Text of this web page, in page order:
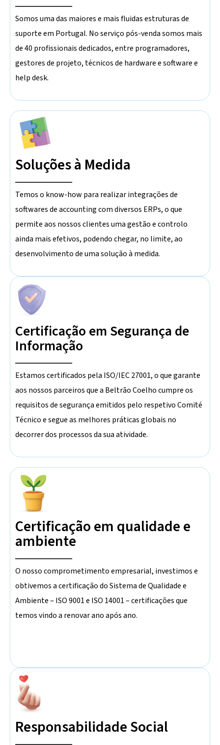
Somos uma das maiores e mais fluidas estruturas de
suporte em Portugal. No serviço pós-venda somos mais
de 40 profissionais dedicados, entre programadores,
gestores de projeto, técnicos de hardware e software e
help desk.
Soluções à Medida
Temos o know-how para realizar integrações de
softwares de accounting com diversos ERPs, o que
permite aos nossos clientes uma gestão e controlo
ainda mais efetivos, podendo chegar, no limite, ao
desenvolvimento de uma solução à medida.
Certificação em Segurança de
Informação
Estamos certificados pela ISO/IEC 27001, o que garante
aos nossos parceiros que a Beltrão Coelho cumpre os
requisitos de segurança emitidos pelo respetivo Comité
Técnico e segue as melhores práticas globais no
decorrer dos processos da sua atividade.
Certificação em qualidade e
ambiente
O nosso comprometimento empresarial, investimos e
obtivemos a certificação do Sistema de Qualidade e
Ambiente – ISO 9001 e ISO 14001 – certificações que
temos vindo a renovar ano após ano.
Responsabilidade Social